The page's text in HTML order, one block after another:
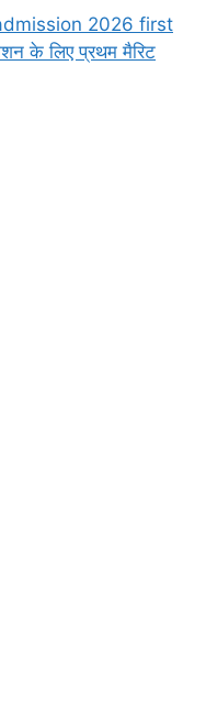
2026 first
के लिए प्रथम मैरिट